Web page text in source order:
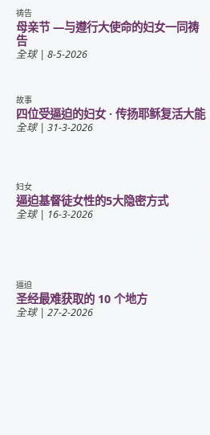
祷告
母亲节 —与遵行大使命的妇女一同祷
告
全球| 8-5-2026
故事
四位受逼迫的妇女 · 传扬耶稣复活大能
全球| 31-3-2026
妇女
逼迫基督徒女性的5大隐密方式
全球| 16-3-2026
逼迫
圣经最难获取的 10 个地方
全球| 27-2-2026